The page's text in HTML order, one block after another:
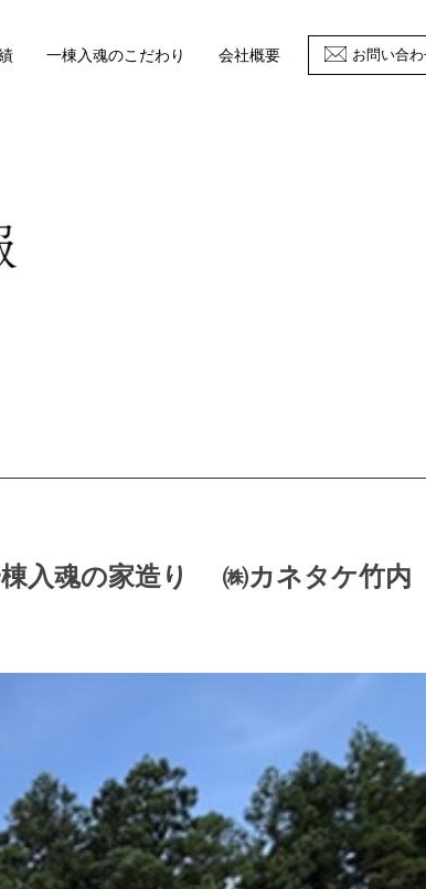
一棟入魂のこだわり 会社概要 お問い合
入魂の家造り ㈱カネタケ竹内